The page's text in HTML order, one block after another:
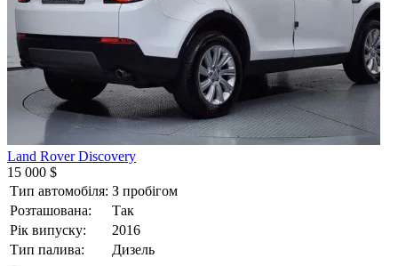
Land Rover Discovery
15 000 $
Тип автомобіля: З пробігом
Розташована:
Так
Рік випуску:
2016
Тип палива:
Дизель